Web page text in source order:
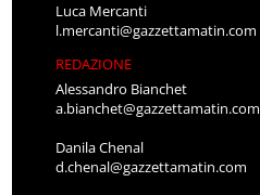
Luca Mercanti
l.mercanti@gazzettamatin.com
REDAZIONE
Alessandro Bianchet
a.bianchet@gazzettamatin.com
Danila Chenal
d.chenal@gazzettamatin.com